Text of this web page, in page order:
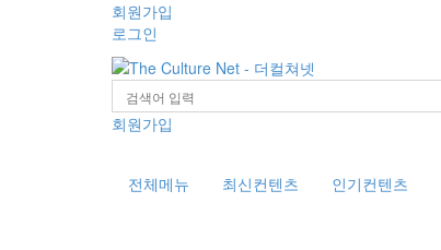
회원가입
로그인
Toggle
navigation
회원가입
전체메뉴
최신컨텐츠 인기컨텐츠